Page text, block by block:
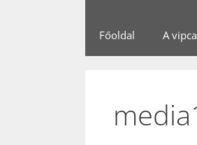
Főoldal A